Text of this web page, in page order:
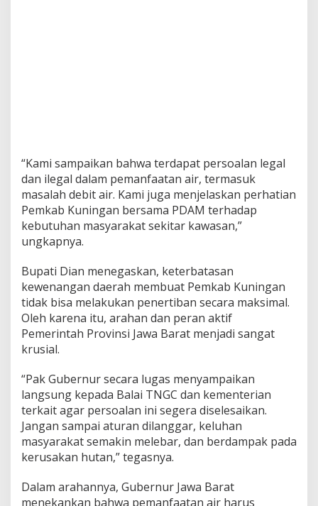
“Kami sampaikan bahwa terdapat persoalan legal
dan ilegal dalam pemanfaatan air, termasuk
masalah debit air. Kami juga menjelaskan perhatian
Pemkab Kuningan bersama PDAM terhadap
kebutuhan masyarakat sekitar kawasan,”
ungkapnya.
Bupati Dian menegaskan, keterbatasan
kewenangan daerah membuat Pemkab Kuningan
tidak bisa melakukan penertiban secara maksimal.
Oleh karena itu, arahan dan peran aktif
Pemerintah Provinsi Jawa Barat menjadi sangat
krusial.
“Pak Gubernur secara lugas menyampaikan
langsung kepada Balai TNGC dan kementerian
terkait agar persoalan ini segera diselesaikan.
Jangan sampai aturan dilanggar, keluhan
masyarakat semakin melebar, dan berdampak pada
kerusakan hutan,” tegasnya.
Dalam arahannya, Gubernur Jawa Barat
menekankan bahwa pemanfaatan air harus